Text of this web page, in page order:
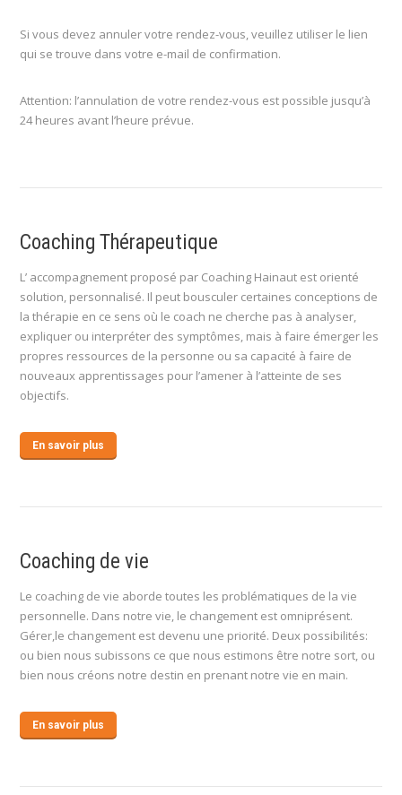
Si vous devez annuler votre rendez-vous, veuillez utiliser le lien
qui se trouve dans votre e-mail de confirmation.
Attention: l’annulation de votre rendez-vous est possible jusqu’à
24 heures avant l’heure prévue.
Coaching Thérapeutique
L’ accompagnement proposé par Coaching Hainaut est orienté
solution, personnalisé. Il peut bousculer certaines conceptions de
la thérapie en ce sens où le coach ne cherche pas à analyser,
expliquer ou interpréter des symptômes, mais à faire émerger les
propres ressources de la personne ou sa capacité à faire de
nouveaux apprentissages pour l’amener à l’atteinte de ses
objectifs.
En savoir plus
Coaching de vie
Le coaching de vie aborde toutes les problématiques de la vie
personnelle. Dans notre vie, le changement est omniprésent.
Gérer,le changement est devenu une priorité. Deux possibilités:
ou bien nous subissons ce que nous estimons être notre sort, ou
bien nous créons notre destin en prenant notre vie en main.
En savoir plus